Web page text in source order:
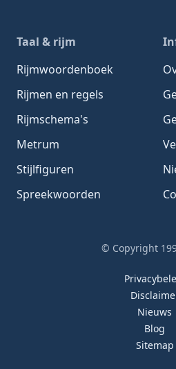
Taal & rijm
Rijmwoordenboek
Rijmen en regels
Rijmschema's
Metrum
Stijlfiguren
Spreekwoorden
© Copyright
Nieuws
Blog
Sitemap